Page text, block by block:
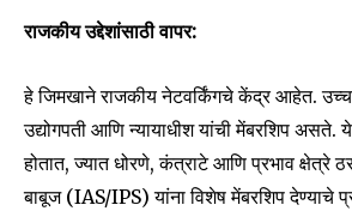
Join our community
SUBSCRIBERS and
conversation.
राजकीय उद्देशांसाठी वापर:
हे जिमखाने राजकीय नेटवर्किंगचे केंद्र आहेत.
उद्योगपती आणि न्यायाधीश यांची मेंबरशिप
होतात, ज्यात धोरणे, कंत्राटे आणि प्रभाव क्षेत्रे
बाबूज (IAS/IPS) यांना विशेष मेंबरशिप देण्याचे